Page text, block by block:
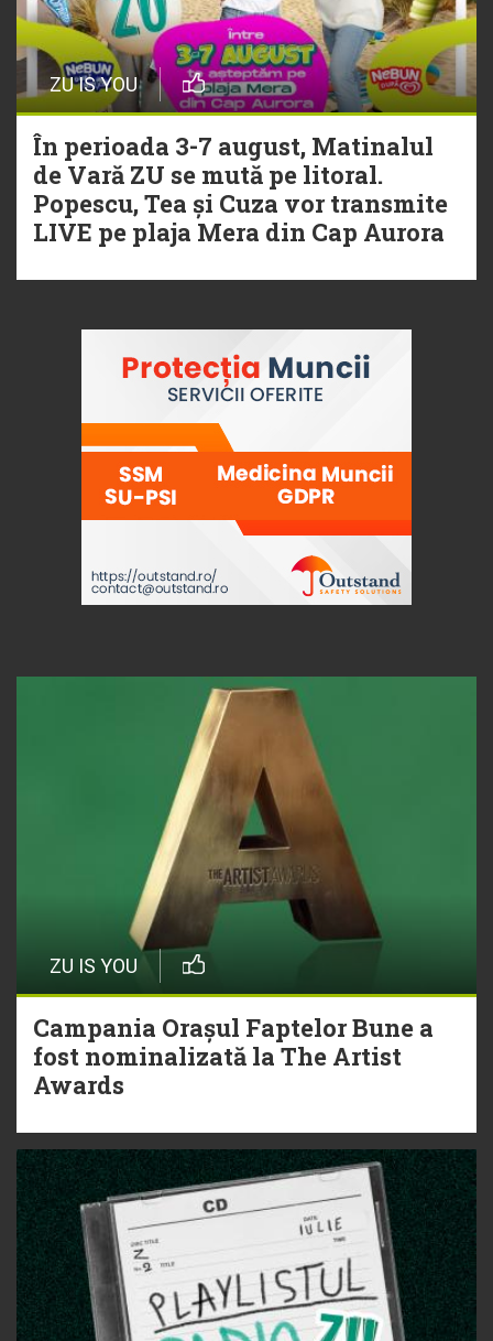
ZU IS YOU
În perioada 3-7 august, Matinalul
de Vară ZU se mută pe litoral.
Popescu, Tea și Cuza vor transmite
LIVE pe plaja Mera din Cap Aurora
ZU IS YOU
Campania Orașul Faptelor Bune a
fost nominalizată la The Artist
Awards